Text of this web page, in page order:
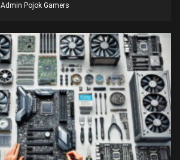
Admin Pojok Gamers